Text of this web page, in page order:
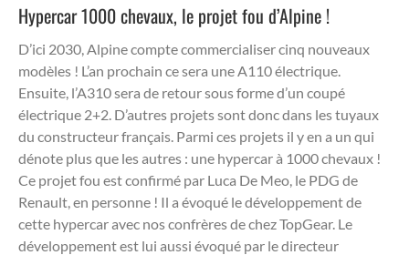
Hypercar 1000 chevaux, le projet fou d’Alpine !
D’ici 2030, Alpine compte commercialiser cinq nouveaux
modèles ! L’an prochain ce sera une A110 électrique.
Ensuite, l’A310 sera de retour sous forme d’un coupé
électrique 2+2. D’autres projets sont donc dans les tuyaux
du constructeur français. Parmi ces projets il y en a un qui
dénote plus que les autres : une hypercar à 1000 chevaux !
Ce projet fou est confirmé par Luca De Meo, le PDG de
Renault, en personne ! Il a évoqué le développement de
cette hypercar avec nos confrères de chez TopGear. Le
développement est lui aussi évoqué par le directeur